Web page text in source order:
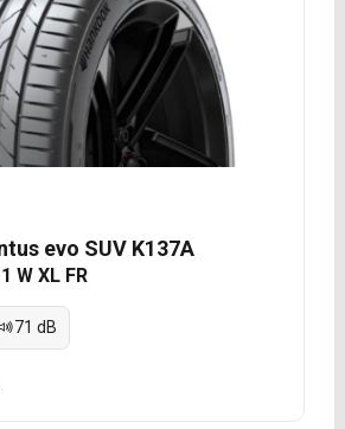
evo SUV K137A
W XL FR
71 dB